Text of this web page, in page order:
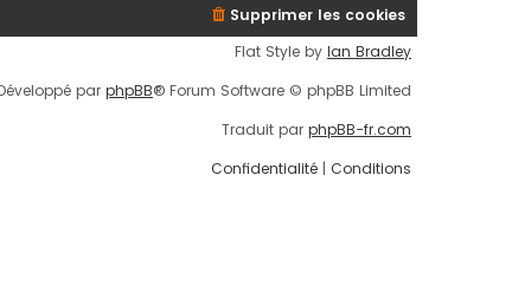
Supprimer les cookies
Flat Style by Ian Bradley
par phpBB® Forum Software © phpBB Limited
Traduit par phpBB-fr.com
Confidentialité | Conditions